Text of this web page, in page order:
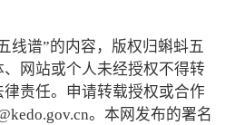
线谱”的内容，版权归蝌蚪五
网站或个人未经授权不得转
责任。申请转载授权或合作
。本网发布的署名